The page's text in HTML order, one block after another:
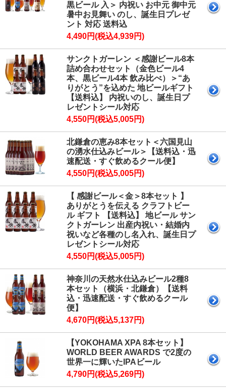
黒ビール 入＞ 内祝い お中元 御中元
暑中お見舞い のし、誕生日プレゼ
ント 対応 送料込
4,490円(税込4,939円)
サンクトガーレン ＜感謝ビール8本
詰め合わせセット（金色ビール4
本、黒ビール4本 飲み比べ）＞“あ
りがとう”を込めた 地ビールギフト
【送料込】 内祝いのし、誕生日プ
レゼントシール対応
4,550円(税込5,005円)
北鎌倉の恵み8本セット＜六国見山
の湧水仕込みビール＞【送料込・迅
速配送・すぐ飲めるクール便】
4,550円(税込5,005円)
【 感謝ビール＜金＞8本セット 】
ありがとうを伝える クラフトビー
ル ギフト 【送料込】 地ビール サン
クトガーレン 出産内祝い・結婚内
祝いなど各種のし名入れ、誕生日プ
レゼントシール対応
4,550円(税込5,005円)
神奈川の天然水仕込みビール2種8
本セット（横浜・北鎌倉）【送料
込・迅速配送・すぐ飲めるクール
便】
4,670円(税込5,137円)
【YOKOHAMA XPA 8本セット】
WORLD BEER AWARDS で2度の
世界一に輝いたIPAビール
4,790円(税込5,269円)